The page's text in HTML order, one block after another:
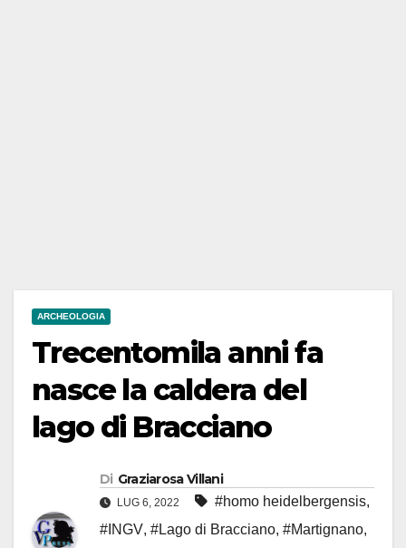
ARCHEOLOGIA
Trecentomila anni fa
nasce la caldera del
lago di Bracciano
Di Graziarosa Villani
LUG 6, 2022 #homo heidelbergensis,
#INGV, #Lago di Bracciano, #Martignano,